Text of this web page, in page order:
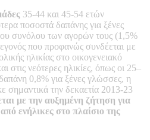
35-44 και 45-54 ετών
ποσοστά δαπάνης για ξένες
συνόλου των αγορών τους (1,5%
που προφανώς συνδέεται με
ηλικίας στο οικογενειακό
στις νεότερες ηλικίες, όπως οι 25–
0,8% για ξένες γλώσσες, η
σημαντικά την δεκαετία 2013-23
με την αυξημένη ζήτηση για
ενήλικες στο πλαίσιο της